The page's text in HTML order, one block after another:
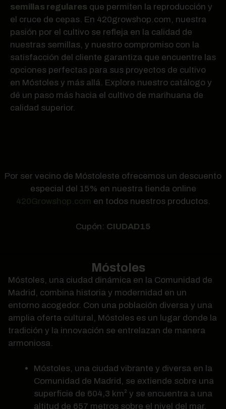
semillas regulares que permiten la reproducción y
el cruce de cepas. En 420growshop.com, nuestra
pasión por el cultivo se refleja en la calidad de
nuestras semillas, y nuestro compromiso con la
satisfacción del cliente garantiza que encuentre las
opciones perfectas para sus proyectos de cultivo
en Móstoles y más allá. Explore nuestro catálogo y
dé un paso más hacia el cultivo de marihuana de
calidad superior.
Por ser vecino de Móstoleste ofrecemos un descuento
especial del 15% en nuestra tienda online
420Growshop.com en todos nuestros productos.
Cupón: CIUDAD15
Móstoles
Móstoles, una ciudad dinámica en la Comunidad de
Madrid, combina historia y modernidad en un
entorno acogedor. Con una población diversa y una
amplia oferta cultural, Móstoles es un lugar donde la
tradición y la innovación se entrelazan de manera
armoniosa.
Móstoles, una ciudad vibrante y diversa en la
Comunidad de Madrid, se extiende sobre una
superficie de 604,3 km² y se encuentra a una
altitud de 657 metros sobre el nivel del mar.